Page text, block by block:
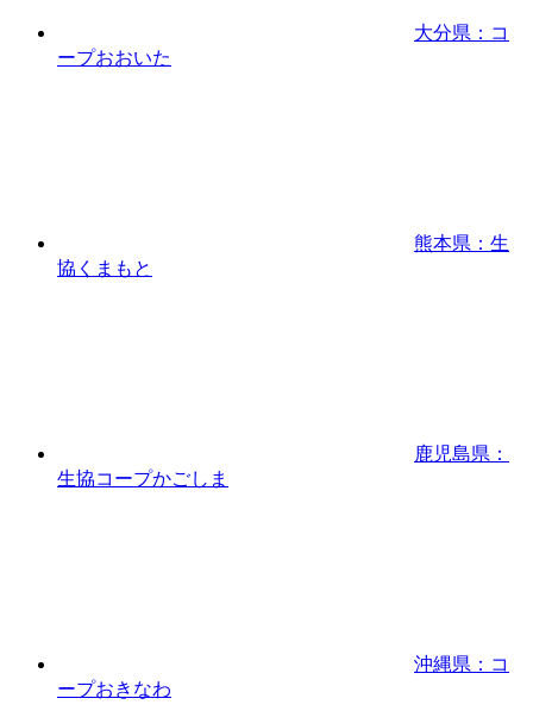
大分県：コ
ープおおいた
熊本県：生
協くまもと
鹿児島県：
生協コープかごしま
沖縄県：コ
ープおきなわ